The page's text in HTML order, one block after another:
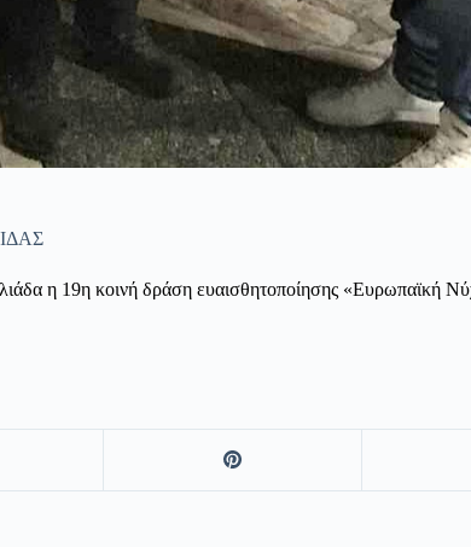
η 19η κοινή δράση ευαισθητοποίησης «Ευρωπαϊκή